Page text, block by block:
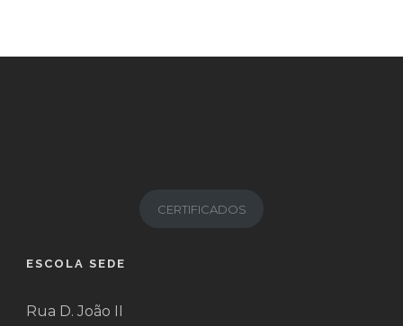
CERTIFICADOS
ESCOLA SEDE
Rua D. João II